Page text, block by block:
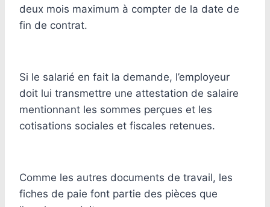
deux mois maximum à compter de la date de
fin de contrat.
Si le salarié en fait la demande, l’employeur
doit lui transmettre une attestation de salaire
mentionnant les sommes perçues et les
cotisations sociales et fiscales retenues.
Comme les autres documents de travail, les
fiches de paie font partie des pièces que